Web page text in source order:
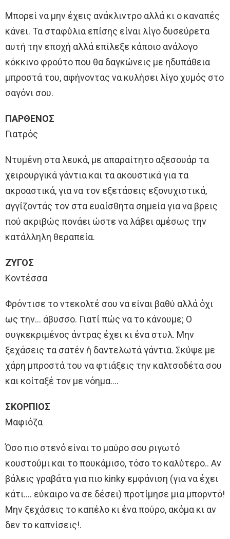
Μπορεί να μην έχεις ανάκλιντρο αλλά κι ο καναπές
κάνει. Τα σταφύλια επίσης είναι λίγο δυσεύρετα
αυτή την εποχή αλλά επίλεξε κάποιο ανάλογο
κόκκινο φρούτο που θα δαγκώνεις με ηδυπάθεια
μπροστά του, αφήνοντας να κυλήσει λίγο χυμός στο
σαγόνι σου.
ΠΑΡΘΕΝΟΣ
Γιατρός
Ντυμένη στα λευκά, με απαραίτητο αξεσουάρ τα
χειρουργικά γάντια και τα ακουστικά για τα
ακροαστικά, για να τον εξετάσεις εξονυχιστικά,
αγγίζοντάς τον στα ευαίσθητα σημεία για να βρεις
πού ακριβώς πονάει ώστε να λάβει αμέσως την
κατάλληλη θεραπεία.
ΖΥΓΟΣ
Κοντέσσα
Φρόντισε το ντεκολτέ σου να είναι βαθύ αλλά όχι
ως την… άβυσσο. Γιατί πώς να το κάνουμε; Ο
συγκεκριμένος άντρας έχει κι ένα στυλ. Μην
ξεχάσεις τα σατέν ή δαντελωτά γάντια. Σκύψε με
χάρη μπροστά του να φτιάξεις την καλτσοδέτα σου
και κοίταξέ τον με νόημα….
ΣΚΟΡΠΙΟΣ
Μαφιόζα
Όσο πιο στενό είναι το μαύρο σου ριγωτό
κουστούμι και το πουκάμισο, τόσο το καλύτερο.. Αν
βάλεις γραβάτα για πιο kinky εμφάνιση (για να έχει
κάτι…. εύκαιρο να σε δέσει) προτίμησε μια μπορντό!
Μην ξεχάσεις το καπέλο κι ένα πούρο, ακόμα κι αν
δεν το καπνίσεις!.